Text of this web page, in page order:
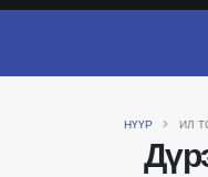
НҮҮР ИЛ